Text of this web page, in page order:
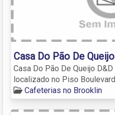
Casa Do Pão De
Casa Do Pão De Queijo
localizado no Piso Boulevard
Cafeterias no Brooklin